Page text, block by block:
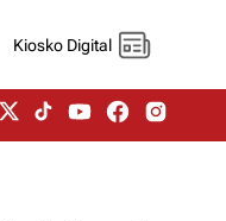
Kiosko Digital